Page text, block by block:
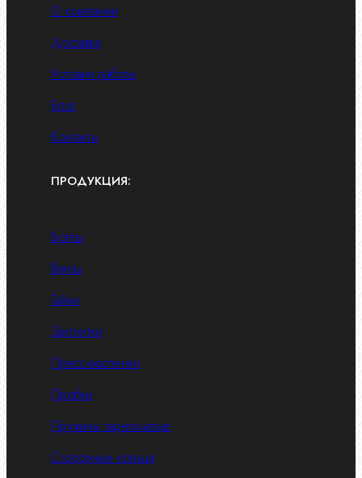
О компании
Доставка
Условия работы
Блог
Контакты
ПРОДУКЦИЯ:
Болты
Винты
Гайки
Заклепки
Пресс-масленки
Пробки
Пружины тарельчатые
Стопорные кольца